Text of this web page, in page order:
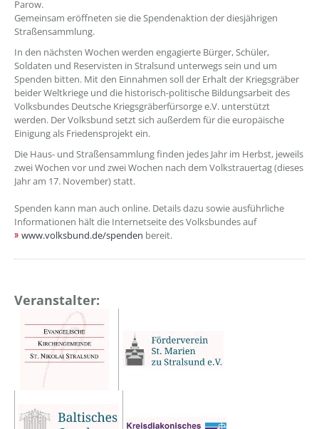
Parow.
Gemeinsam eröffneten sie die Spendenaktion der diesjährigen
Straßensammlung.
In den nächsten Wochen werden engagierte Bürger, Schüler,
Soldaten und Reservisten in Stralsund unterwegs sein und um
Spenden bitten. Mit den Einnahmen soll der Erhalt der Kriegsgräber
beider Weltkriege und die historisch-politische Bildungsarbeit des
Volksbundes Deutsche Kriegsgräberfürsorge e.V. unterstützt
werden. Der Volksbund setzt sich außerdem für die europäische
Einigung als Friedensprojekt ein.
Die Haus- und Straßensammlung finden jedes Jahr im Herbst, jeweils
zwei Wochen vor und zwei Wochen nach dem Volkstrauertag (dieses
Jahr am 17. November) statt.
Spenden kann man auch online. Details dazu sowie ausführliche
Informationen hält die Internetseite des Volksbundes auf
www.volksbund.de/spenden bereit.
Veranstalter: